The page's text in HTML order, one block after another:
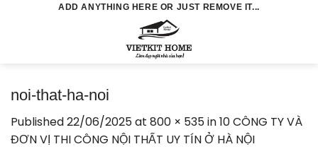
ADD ANYTHING HERE OR JUST REMOVE IT...
noi-that-ha-noi
Published22/06/2025at 800 × 535in10 CÔNG TY VÀ
ĐƠN VỊ THI CÔNG NỘI THẤT UY TÍN Ở HÀ NỘI